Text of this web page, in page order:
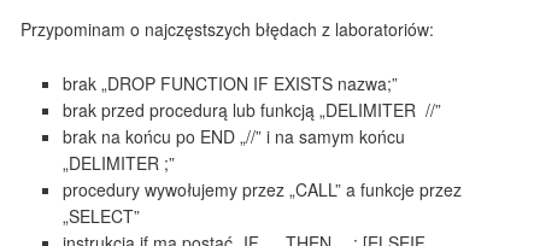
Przypominam o najczęstszych błędach z laboratoriów:
brak „DROP FUNCTION IF EXISTS nazwa;”
brak przed procedurą lub funkcją „DELIMITER //”
brak na końcu po END „//” i na samym końcu
„DELIMITER ;”
procedury wywołujemy przez „CALL” a funkcje przez
„SELECT”